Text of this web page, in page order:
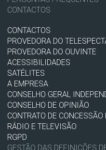
CONTACTOS
CONTACTOS
PROVEDORA DO
PROVEDORA DO OUVINTE
ACESSIBILIDADES
SATÉLITES
A EMPRESA
CONSELHO GERAL
CONSELHO DE OPINIÃO
CONTRATO DE
RÁDIO E TELEVISÃO
RGPD
GESTÃO DAS DEFINIÇÕES